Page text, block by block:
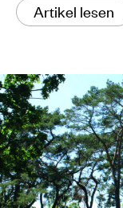
Artikel lesen